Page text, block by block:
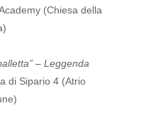
(Chiesa della
– Leggenda
di Sipario 4 (Atrio